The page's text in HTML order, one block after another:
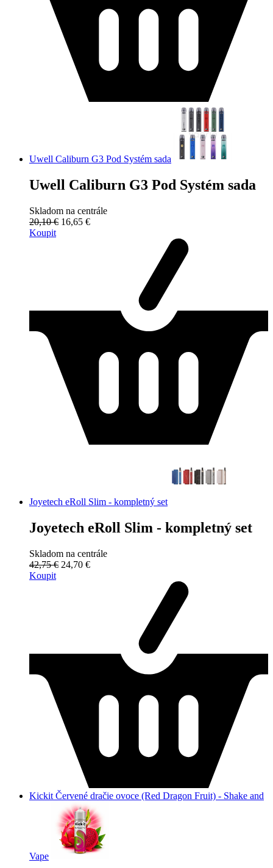
Uwell Caliburn G3 Pod Systém sada
Uwell Caliburn G3 Pod Systém sada
Skladom na centrále
20,10 € 16,65 €
Koupit
Joyetech eRoll Slim - kompletný set
Joyetech eRoll Slim - kompletný set
Skladom na centrále
42,75 € 24,70 €
Koupit
Kickit Červené dračie ovoce (Red Dragon Fruit) - Shake and
Vape